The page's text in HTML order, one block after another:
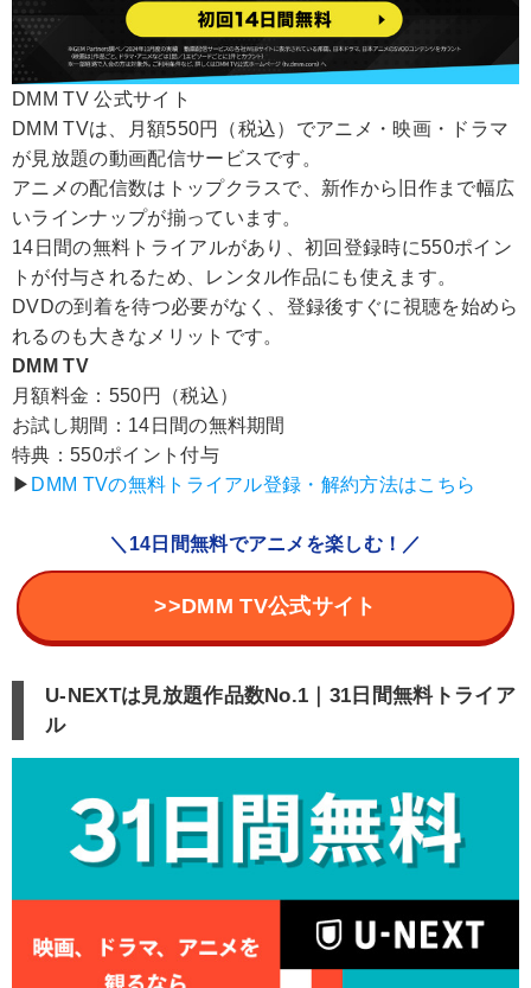
DMM TV 公式サイト
DMM TVは、月額550円（税込）でアニメ・映画・ドラマ
が見放題の動画配信サービスです。
アニメの配信数はトップクラスで、新作から旧作まで幅広
いラインナップが揃っています。
14日間の無料トライアルがあり、初回登録時に550ポイン
トが付与されるため、レンタル作品にも使えます。
DVDの到着を待つ必要がなく、登録後すぐに視聴を始めら
れるのも大きなメリットです。
DMM TV
月額料金：550円（税込）
お試し期間：14日間の無料期間
特典：550ポイント付与
▶︎ DMM TVの無料トライアル登録・解約方法はこちら
＼14日間無料でアニメを楽しむ！／
>>DMM TV公式サイト
U-NEXTは見放題作品数No.1｜31日間無料トライア
ル